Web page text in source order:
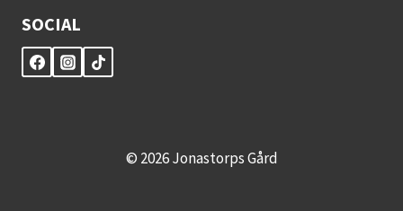
SOCIAL
© 2026 Jonastorps Gård